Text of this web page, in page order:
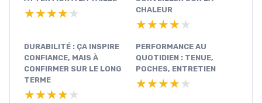
★★★★★
★★★★★
CHALEUR
★★★★★
★★★★★
DURABILITÉ : ÇA INSPIRE
CONFIANCE, MAIS À
CONFIRMER SUR LE LONG
TERME
★★★★★
★★★★★
PERFORMANCE AU
QUOTIDIEN : TENUE,
POCHES, ENTRETIEN
★★★★★
★★★★★